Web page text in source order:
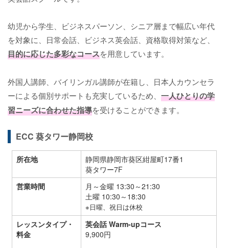
幼児から学生、ビジネスパーソン、シニア層まで幅広い年代
を対象に、日常会話、ビジネス英会話、資格取得対策など、
目的に応じた多彩なコースを用意しています。
外国人講師、バイリンガル講師が在籍し、日本人カウンセラ
ーによる個別サポートも充実しているため、 一人ひとりの学
習ニーズに合わせた指導を受けることができます。
ECC 葵タワー静岡校
所在地
静岡県静岡市葵区紺屋町17番1
葵タワー7F
営業時間
月～金曜 13:30～21:30
土曜 10:30～18:30
※日曜、祝日は休校
レッスンタイプ・
料金
英会話 Warm-upコース
9,900円